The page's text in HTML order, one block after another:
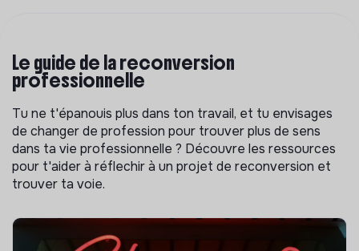
Le guide de la reconversion
professionnelle
Tu ne t'épanouis plus dans ton travail, et tu envisages
de changer de profession pour trouver plus de sens
dans ta vie professionnelle ? Découvre les ressources
pour t'aider à réflechir à un projet de reconversion et
trouver ta voie.